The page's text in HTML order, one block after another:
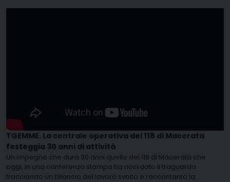
TGEMME. La centrale operativa del 118 di Macerata
festeggia 30 anni di attività
Un impegno che dura 30 anni quello del 118 di Macerata che
oggi, in una conferenza stampa ha ricordato il traguardo
tracciando un bilancio del lavoro svolto e raccontanto la ...